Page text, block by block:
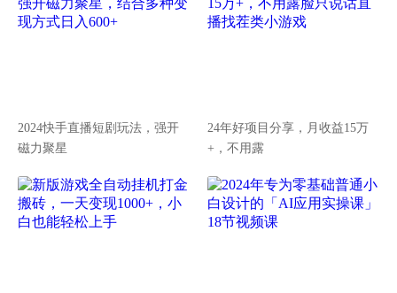
2024快手直播短剧玩法，强开
磁力聚星
24年好项目分享，月收益15万
+，不用露